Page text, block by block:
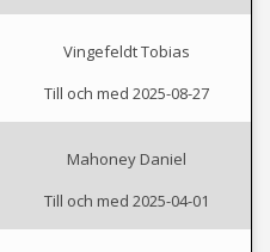
Vingefeldt Tobias
Till och med 2025-08-27
Mahoney Daniel
Till och med 2025-04-01